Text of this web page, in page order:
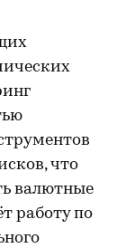
что
валютные
работу по